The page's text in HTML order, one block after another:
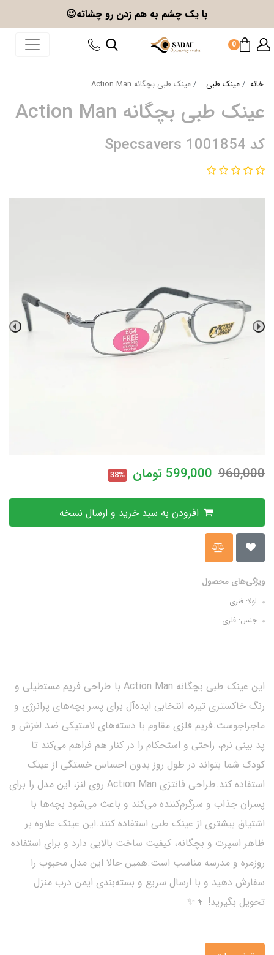
با یک چشم به هم زدن رو چشاته😉
0
خانه عینک طبی عینک طبی بچگانه Action Man
عینک طبی بچگانه Action Man
کد Specsavers 1001854
960,000
599,000 تومان 38%
ویژگی‌های محصول
لولا: فنری
جنس: فلزی
​​​​این عینک طبی بچگانه Action Man با طراحی فریم مستطیلی و
رنگ خاکستری تیره، انتخابی ایده‌آل برای پسر بچه‌های پرانرژی و
ماجراجوست.فریم فلزی مقاوم با دسته‌های لاستیکی ضد لغزش و
پد بینی نرم، راحتی و استحکام را در کنار هم فراهم می‌کند تا
کودک شما بتواند در طول روز بدون احساس خستگی از عینک
استفاده کند.طراحی فانتزی Action Man روی لنز، این مدل را برای
پسران جذاب و سرگرم‌کننده می‌کند و باعث می‌شود بچه‌ها با
اشتیاق بیشتری از عینک طبی استفاده کنند.این عینک علاوه بر
ظاهر اسپرت و بچگانه، کیفیت ساخت بالایی دارد و برای استفاده
روزمره و مدرسه مناسب است.همین حالا این مدل محبوب را
سفارش دهید و با ارسال سریع و بسته‌بندی ایمن درب منزل
تحویل بگیرید! 👦✨